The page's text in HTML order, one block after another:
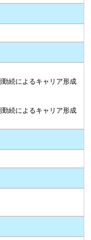
続によるキャリア形成
続によるキャリア形成